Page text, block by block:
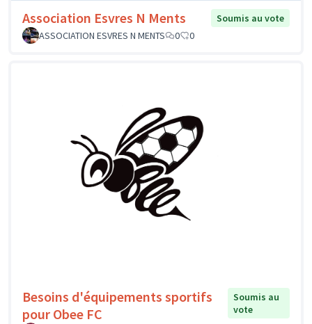
Association Esvres N Ments
Soumis au vote
ASSOCIATION ESVRES N MENTS
0 0
Besoins d'équipements sportifs
pour Obee FC
Soumis au
vote